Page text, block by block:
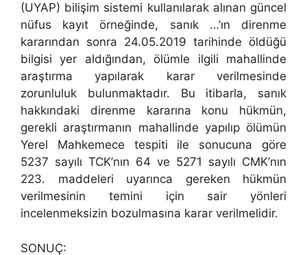
(UYAP) bilişim sistemi kullanılarak alınan güncel
nüfus kayıt örneğinde, sanık …’ın direnme
kararından sonra 24.05.2019 tarihinde öldüğü
bilgisi yer aldığından, ölümle ilgili mahallinde
araştırma yapılarak karar verilmesinde
zorunluluk bulunmaktadır. Bu itibarla, sanık
hakkındaki direnme kararına konu hükmün,
gerekli araştırmanın mahallinde yapılıp ölümün
Yerel Mahkemece tespiti ile sonucuna göre
5237 sayılı TCK’nın 64 ve 5271 sayılı CMK’nın
223. maddeleri uyarınca gereken hükmün
verilmesinin temini için sair yönleri
incelenmeksizin bozulmasına karar verilmelidir.
SONUÇ: